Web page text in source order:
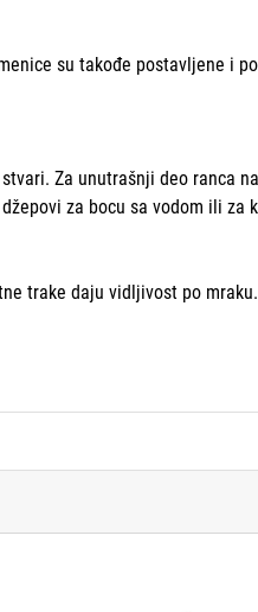
su takođe postavljene i
Za unutrašnji deo ranca
za bocu sa vodom ili za
trake daju vidljivost po